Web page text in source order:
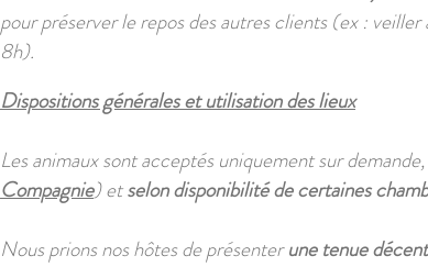
pour préserver le repos des autres clients (ex :
8h).
Dispositions générales et utilisation des lieux
Les animaux sont acceptés uniquement sur demande,
Compagnie) etselon disponibilité de certaines
Nous prions nos hôtes de présenterune tenue